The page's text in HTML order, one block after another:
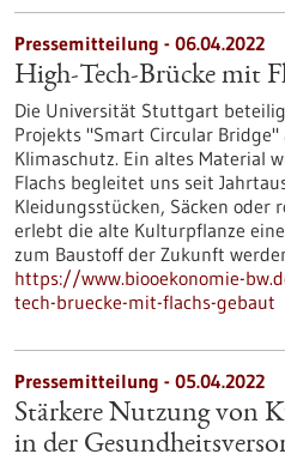
Pressemitteilung - 06.04.2022
High-Tech-Brücke mit
Die Universität Stuttgart
Projekts "Smart Circular
Klimaschutz. Ein altes Material
Flachs begleitet uns seit
Kleidungsstücken, Säcken oder
erlebt die alte Kulturpflanze
zum Baustoff der Zukunft
https://www.biooekonomie-
tech-bruecke-mit-flachs-gebaut
Pressemitteilung - 05.04.2022
Stärkere Nutzung von
in der